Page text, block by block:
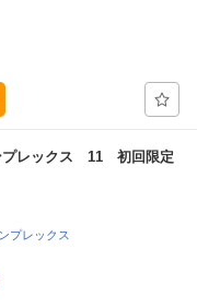
プレックス 11 初回限定
プレックス